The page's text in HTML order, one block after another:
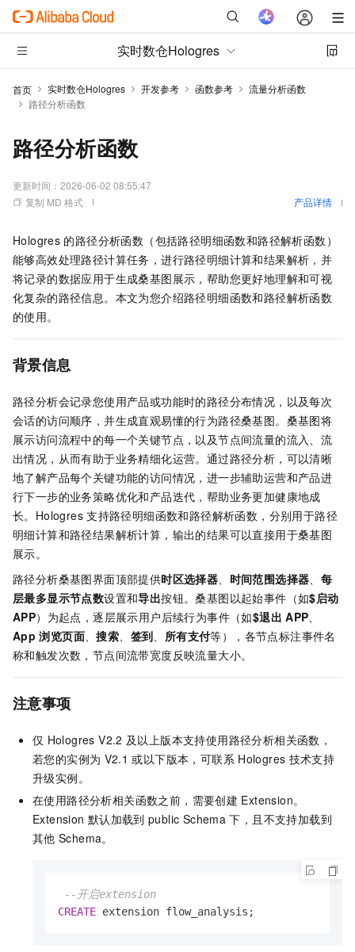
实时数仓Hologres
首页 实时数仓Hologres 开发参考 函数参考
流量分析函数
路径分析函数
路径分析函数
更新时间： 2026-06-02 08:55:47
复制 MD 格式
产品详情
Hologres 的路径分析函数（包括路径明细函数和路径解析函数）
能够高效处理路径计算任务，进行路径明细计算和结果解析，并
将记录的数据应用于生成桑基图展示，帮助您更好地理解和可视
化复杂的路径信息。本文为您介绍路径明细函数和路径解析函数
的使用。
背景信息
路径分析会记录您使用产品或功能时的路径分布情况，以及每次
会话的访问顺序，并生成直观易懂的行为路径桑基图。桑基图将
展示访问流程中的每一个关键节点，以及节点间流量的流入、流
出情况，从而有助于业务精细化运营。通过路径分析，可以清晰
地了解产品每个关键功能的访问情况，进一步辅助运营和产品进
行下一步的业务策略优化和产品迭代，帮助业务更加健康地成
长。Hologres 支持路径明细函数和路径解析函数，分别用于路径
明细计算和路径结果解析计算，输出的结果可以直接用于桑基图
展示。
路径分析桑基图界面顶部提供时区选择器、 时间范围选择器、 每
层最多显示节点数设置和导出按钮。桑基图以起始事件（如$启动
APP）为起点，逐层展示用户后续行为事件（如$退出 APP、
App 浏览页面、搜索、 签到、 所有支付等），各节点标注事件名
称和触发次数，节点间流带宽度反映流量大小。
注意事项
仅 Hologres V2.2 及以上版本支持使用路径分析相关函数，
若您的实例为 V2.1 或以下版本，可联系 Hologres 技术支持
升级实例。
在使用路径分析相关函数之前，需要创建 Extension。
Extension 默认加载到 public Schema 下，且不支持加载到
其他 Schema。
--开启extension
CREATE extension flow_analysis;